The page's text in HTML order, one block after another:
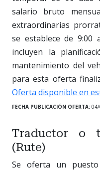
salario bruto
extraordinarias
se establece de 9:00
incluyen la
mantenimiento del
para esta oferta
Oferta disponible en
FECHA PUBLICACIÓN OFERTA:
Traductor o
(Rute)
Se oferta un